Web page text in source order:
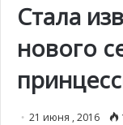
Стала
нового
21 июня , 2016